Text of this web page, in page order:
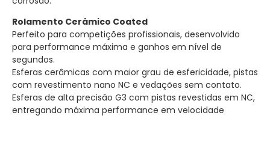
Rolamento Cerâmico Coated
Perfeito para competições profissionais, desenvolvido
para performance máxima e ganhos em nível de
segundos.
Esferas cerâmicas com maior grau de esfericidade, pistas
com revestimento nano NC e vedações sem contato.
Esferas de alta precisão G3 com pistas revestidas em NC,
entregando máxima performance em velocidade